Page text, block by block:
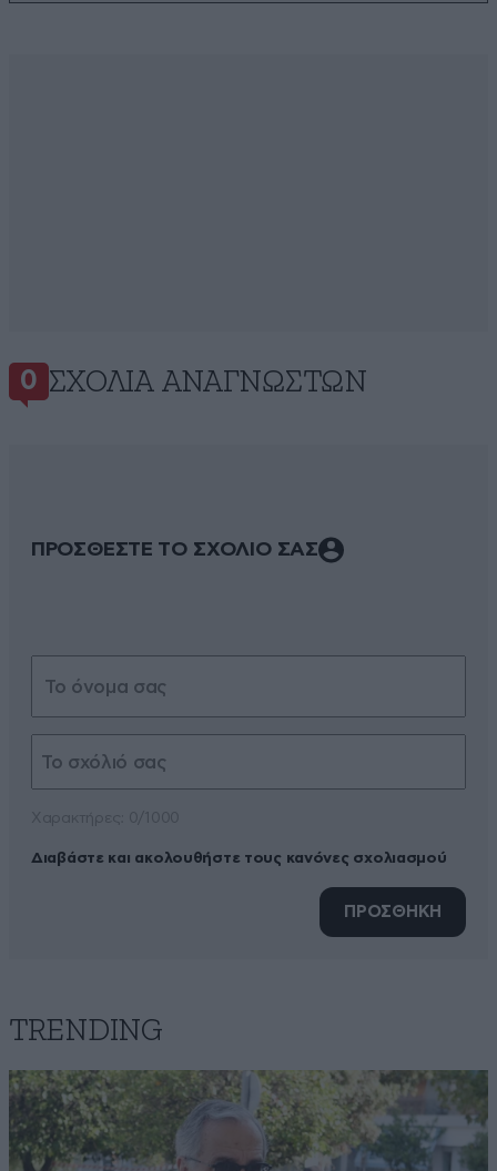
0 ΣΧΌΛΙΑ ΑΝΑΓΝΩΣΤΏΝ
ΠΡΟΣΘΕΣΤΕ ΤΟ ΣΧΟΛΙΟ ΣΑΣ
Διαβάστε και ακολουθήστε τους κανόνες σχολιασμού
ΠΡΟΣΘΗΚΗ
TRENDING